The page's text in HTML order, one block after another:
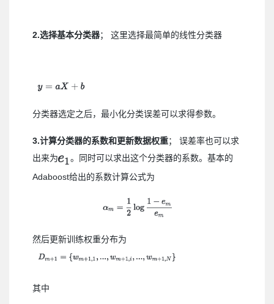
2.选择基本分类器； 这里选择最简单的线性分类器
分类器选定之后，最小化分类误差可以求得参数。
3.计算分类器的系数和更新数据权重； 误差率也可以求
出来为
。同时可以求出这个分类器的系数。基本的
Adaboost给出的系数计算公式为
然后更新训练权重分布为
其中